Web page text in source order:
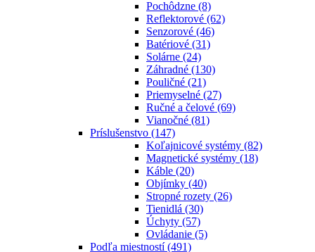
Pochôdzne (8)
Reflektorové (62)
Senzorové (46)
Batériové (31)
Solárne (24)
Záhradné (130)
Pouličné (21)
Priemyselné (27)
Ručné a čelové (69)
Vianočné (81)
Príslušenstvo (147)
Koľajnicové systémy (82)
Magnetické systémy (18)
Káble (20)
Objímky (40)
Stropné rozety (26)
Tienidlá (30)
Úchyty (57)
Ovládanie (5)
Podľa miestností(491)